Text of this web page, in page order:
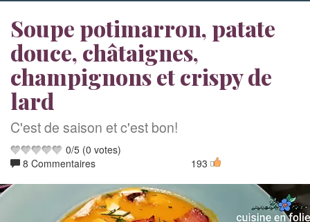
Soupe potimarron, patate
douce, châtaignes,
champignons et crispy de
lard
C'est de saison et c'est bon!
0/5 (0 votes)
8 Commentaires
193